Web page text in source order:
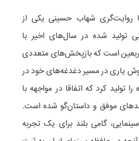
روایت‌گری شهاب حسینی یکی از
تولید شده در سال‌های اخیر با
اربعین است که بازپخش‌های متعددی
یاری در مسیر دغدغه‌های خود در
تولید کرد که اتفاقا در مواجهه با
موفق و داستان‌گو شده است.
گامی بلند برای یک تجربه